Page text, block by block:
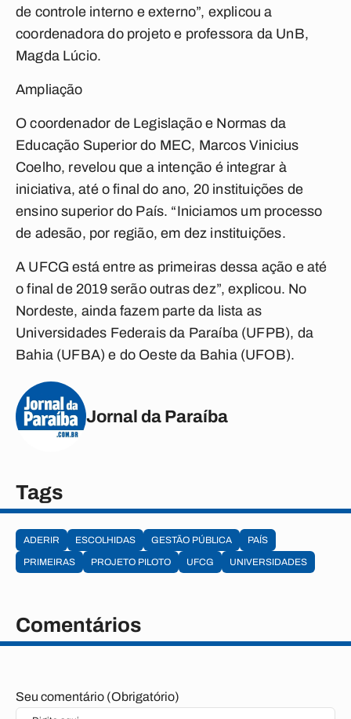
de controle interno e externo”, explicou a
coordenadora do projeto e professora da UnB,
Magda Lúcio.
Ampliação
O coordenador de Legislação e Normas da
Educação Superior do MEC, Marcos Vinicius
Coelho, revelou que a intenção é integrar à
iniciativa, até o final do ano, 20 instituições de
ensino superior do País. “Iniciamos um processo
de adesão, por região, em dez instituições.
A UFCG está entre as primeiras dessa ação e até
o final de 2019 serão outras dez”, explicou. No
Nordeste, ainda fazem parte da lista as
Universidades Federais da Paraíba (UFPB), da
Bahia (UFBA) e do Oeste da Bahia (UFOB).
Jornal da Paraíba
Tags
ADERIR ESCOLHIDAS GESTÃO PÚBLICA
PAÍS
PRIMEIRAS
PROJETO PILOTO UFCG UNIVERSIDADES
Comentários
Seu comentário (Obrigatório)